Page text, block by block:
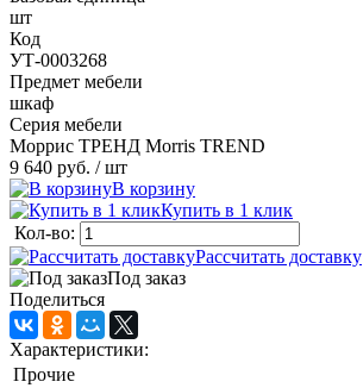
шт
Код
УТ-0003268
Предмет мебели
шкаф
Серия мебели
Моррис ТРЕНД Morris TREND
9 640 руб. / шт
В корзину
Купить в 1 клик
Кол-во:
Рассчитать доставку
Под заказ
Поделиться
Характеристики:
Прочие